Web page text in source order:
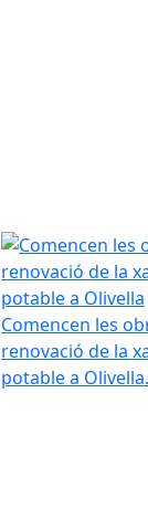
Comencen les
Comencen les
renovació de la
potable a Olivella.